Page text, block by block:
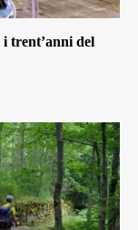
trent’anni del